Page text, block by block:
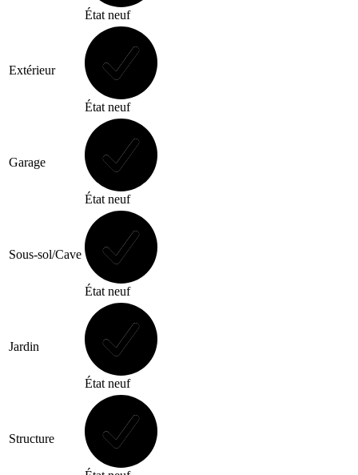
État neuf
Extérieur
État neuf
Garage
État neuf
Sous-sol/Cave
État neuf
Jardin
État neuf
Structure